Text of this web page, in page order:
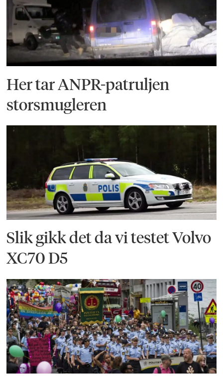
Her tar ANPR-patruljen
storsmugleren
Slik gikk det da vi testet Volvo
XC70 D5